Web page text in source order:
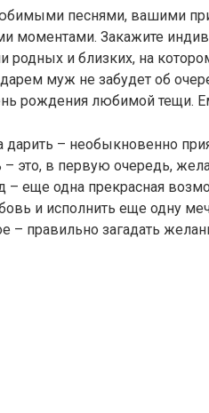
песнями, вашими
моментами. Закажите
родных и близких, на
муж не забудет об
рождения любимой тещи.
– необыкновенно
в первую очередь,
еще одна прекрасная
и исполнить еще одну
– правильно загадать